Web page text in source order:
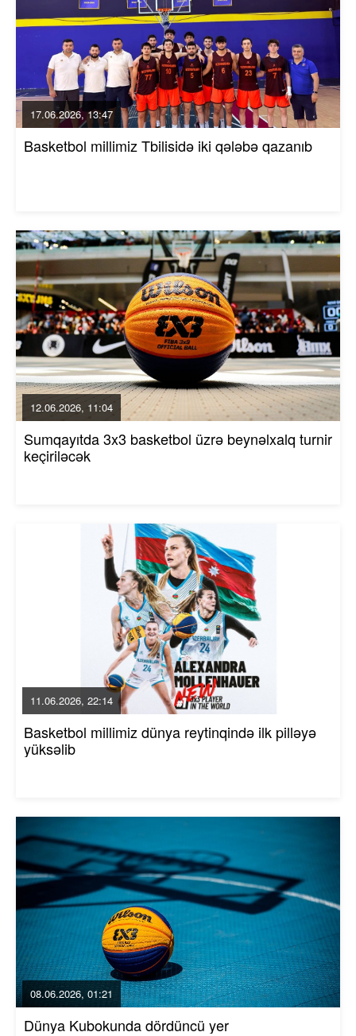
17.06.2026, 13:47
Basketbol millimiz Tbilisidə iki qələbə qazanıb
12.06.2026, 11:04
Sumqayıtda 3x3 basketbol üzrə beynəlxalq turnir
keçiriləcək
11.06.2026, 22:14
Basketbol millimiz dünya reytinqində ilk pilləyə
yüksəlib
08.06.2026, 01:21
Dünya Kubokunda dördüncü yer